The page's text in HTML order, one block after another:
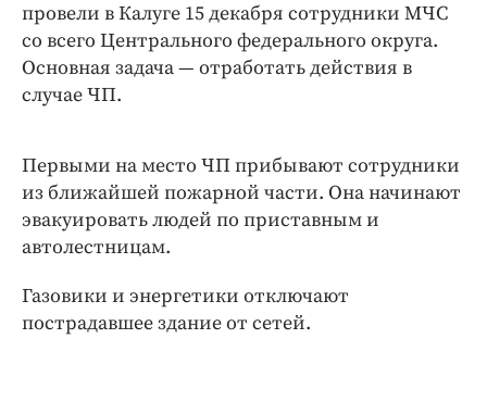
Праздники
Происшествия
Спорт
ПРОЕКТЫ
Блоги
Издания
Интересное чтиво
Клиника года
провели в Калуге 15 декабря сотрудники МЧС
со всего Центрального федерального округа.
Основная задача — отработать действия в
случае ЧП.
Первыми на место ЧП прибывают сотрудники
из ближайшей пожарной части. Она начинают
эвакуировать людей по приставным и
автолестницам.
Газовики и энергетики отключают
пострадавшее здание от сетей.